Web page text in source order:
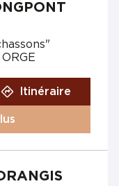
Itinéraire